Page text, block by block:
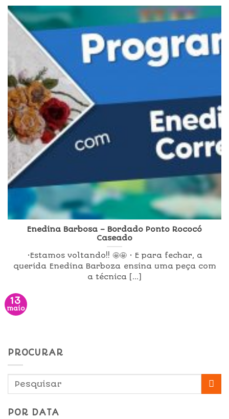
Enedina Barbosa – Bordado Ponto Rococó
Caseado
•Estamos voltando!! 🤩🤩 • E para fechar, a
querida Enedina Barboza ensina uma peça com
a técnica [...]
13
maio
PROCURAR
POR DATA